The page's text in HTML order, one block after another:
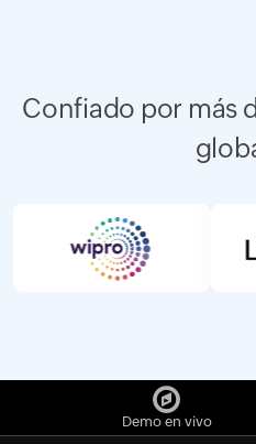
Confiado por más
Demo en vivo